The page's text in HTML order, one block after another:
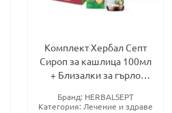
Комплект Хербал Септ
Сироп за кашлица 100мл
+ Близалки за гърло
Бранд: HERBALSEPT
Категория: Лечение и здраве